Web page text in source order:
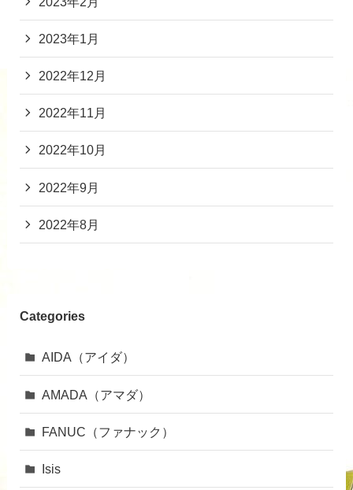
2023年1月
2022年12月
2022年11月
2022年10月
2022年9月
2022年8月
Categories
AIDA（アイダ）
AMADA（アマダ）
FANUC（ファナック）
Isis